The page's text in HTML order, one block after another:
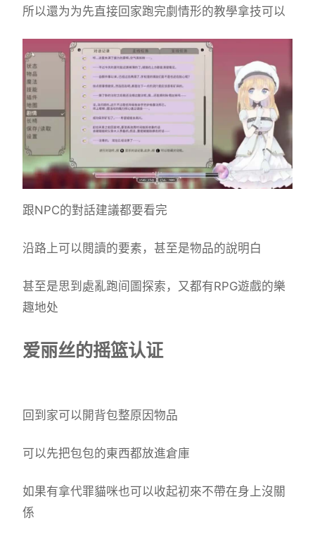
所以還为为先直接回家跑完劇情形的教學拿技可以
跟NPC的對話建議都要看完
沿路上可以閱讀的要素，甚至是物品的說明白
甚至是思到處亂跑间圖探索，又都有RPG遊戲的樂
趣地处
爱丽丝的摇篮认证
回到家可以開背包整原因物品
可以先把包包的東西都放進倉庫
如果有拿代罪貓咪也可以收起初來不帶在身上沒關
係